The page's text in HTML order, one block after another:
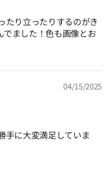
たり立ったりするのがき
でました！色も画像とお
04/15/2025
手に大変満足していま